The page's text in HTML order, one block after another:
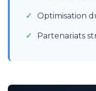
Optimisation
Partenariats